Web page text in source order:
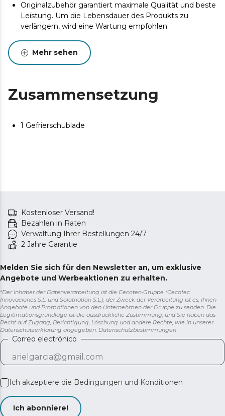
Originalzubehör garantiert maximale Qualität und beste
Leistung. Um die Lebensdauer des Produkts zu
verlängern, wird eine Wartung empfohlen.
Mehr sehen
Zusammensetzung
1 Gefrierschublade
Kostenloser Versand!
Bezahlen in Raten
Verwaltung Ihrer Bestellungen 24/7
2 Jahre Garantie
Melden Sie sich für den Newsletter an, um exklusive
Angebote und Werbeaktionen zu erhalten.
*Der Inhaber der Datenverarbeitung ist die Cecotec-Gruppe (Cecotec
Innovaciones S.L. und Solotriatlon S.L.), der Zweck der Verarbeitung ist es, Ihnen
Angebote und Promotionen von den Unternehmen der Gruppe zu senden. Die
Legitimationsgrundlage ist die ausdrückliche Zustimmung, und Sie haben das
Recht auf Zugang, Berichtigung, Löschung und andere Rechte, wie in unserer
Datenschutzerklärung angegeben. Datenschutzbestimmungen
Correo electrónico
Ich akzeptiere die Bedingungen und Konditionen
Ich abonniere!